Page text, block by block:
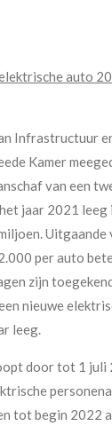
auto
Infrastructuur
Kamer
van een
jaar 2021 leeg
Uitgaande
per auto
zijn
nieuwe
leeg.
door tot 1 juli
tot begin 2022